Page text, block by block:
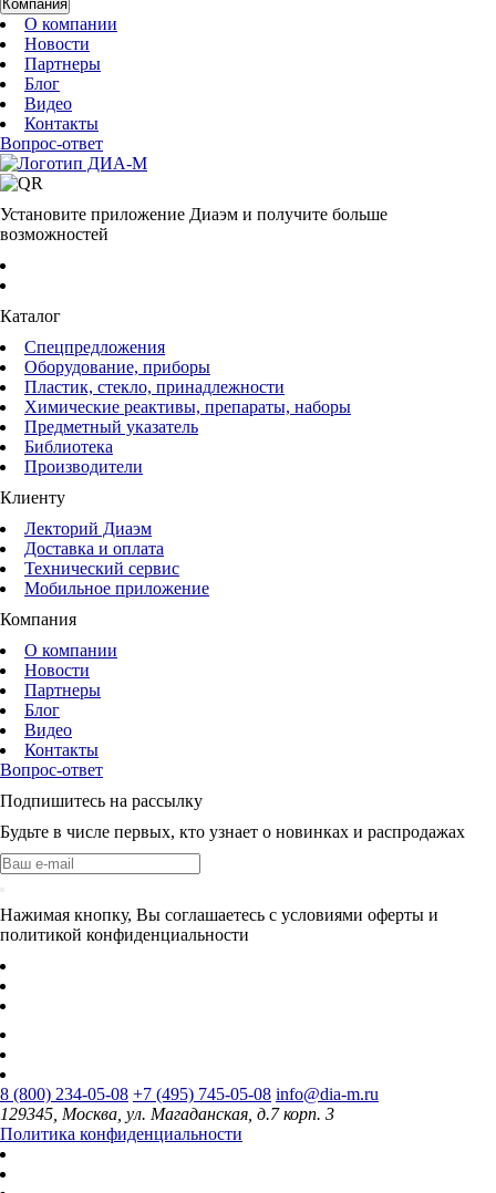
Компания
О компании
Новости
Партнеры
Блог
Видео
Контакты
Вопрос-ответ
Установите приложение Диаэм и получите больше
возможностей
Каталог
Спецпредложения
Оборудование, приборы
Пластик, стекло, принадлежности
Химические реактивы, препараты, наборы
Предметный указатель
Библиотека
Производители
Клиенту
Лекторий Диаэм
Доставка и оплата
Технический сервис
Мобильное приложение
Компания
О компании
Новости
Партнеры
Блог
Видео
Контакты
Вопрос-ответ
Подпишитесь на рассылку
Будьте в числе первых, кто узнает о новинках и распродажах
Нажимая кнопку, Вы соглашаетесь с условиями оферты и
политикой конфиденциальности
8 (800) 234-05-08 +7 (495) 745-05-08 info@dia-m.ru
129345, Москва, ул. Магаданская, д.7 корп. 3
Политика конфиденциальности